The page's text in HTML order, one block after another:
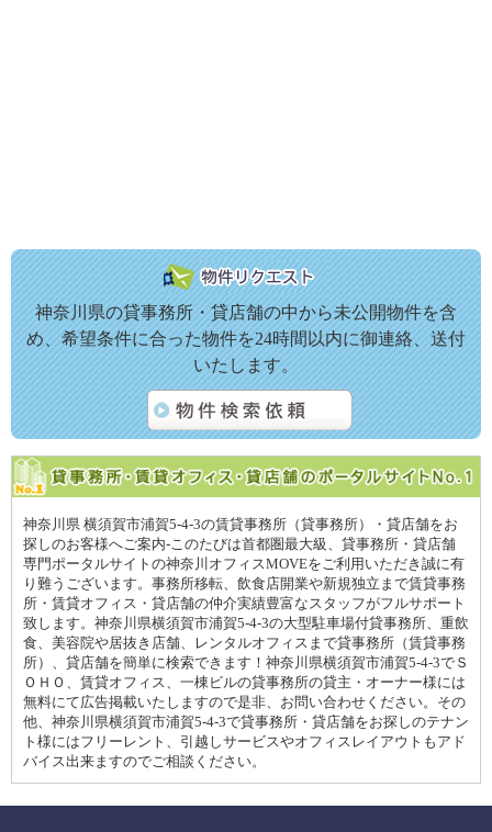
神奈川県の貸事務所・貸店舗の中から未公開物件を含
め、希望条件に合った物件を24時間以内に御連絡、送付
いたします。
神奈川県 横須賀市浦賀5-4-3の賃貸事務所（貸事務所）・貸店舗をお
探しのお客様へご案内-このたびは首都圏最大級、貸事務所・貸店舗
専門ポータルサイトの神奈川オフィスMOVEをご利用いただき誠に有
り難うございます。事務所移転、飲食店開業や新規独立まで賃貸事務
所・賃貸オフィス・貸店舗の仲介実績豊富なスタッフがフルサポート
致します。神奈川県横須賀市浦賀5-4-3の大型駐車場付貸事務所、重飲
食、美容院や居抜き店舗、レンタルオフィスまで貸事務所（賃貸事務
所）、貸店舗を簡単に検索できます！神奈川県横須賀市浦賀5-4-3でＳ
ＯＨＯ、賃貸オフィス、一棟ビルの貸事務所の貸主・オーナー様には
無料にて広告掲載いたしますので是非、お問い合わせください。その
他、神奈川県横須賀市浦賀5-4-3で貸事務所・貸店舗をお探しのテナン
ト様にはフリーレント、引越しサービスやオフィスレイアウトもアド
バイス出来ますのでご相談ください。